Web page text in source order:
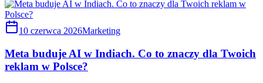
10 czerwca 2026Marketing
Meta buduje AI w Indiach. Co to znaczy dla Twoich
reklam w Polsce?